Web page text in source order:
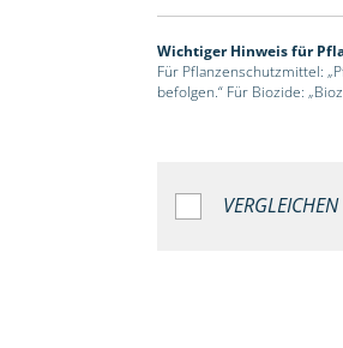
Wichtiger Hinweis für
Für Pflanzenschutzmittel:
befolgen.“ Für Biozide:
VERGLEICHEN